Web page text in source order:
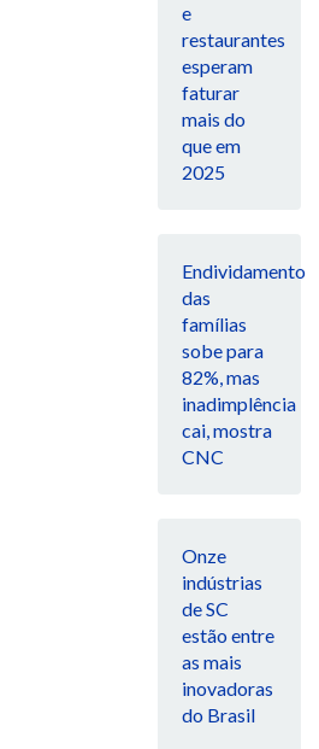
e
restaurantes
esperam
faturar
mais do
que em
2025
Endividamento
das
famílias
sobe para
82%, mas
inadimplência
cai, mostra
CNC
Onze
indústrias
de SC
estão entre
as mais
inovadoras
do Brasil